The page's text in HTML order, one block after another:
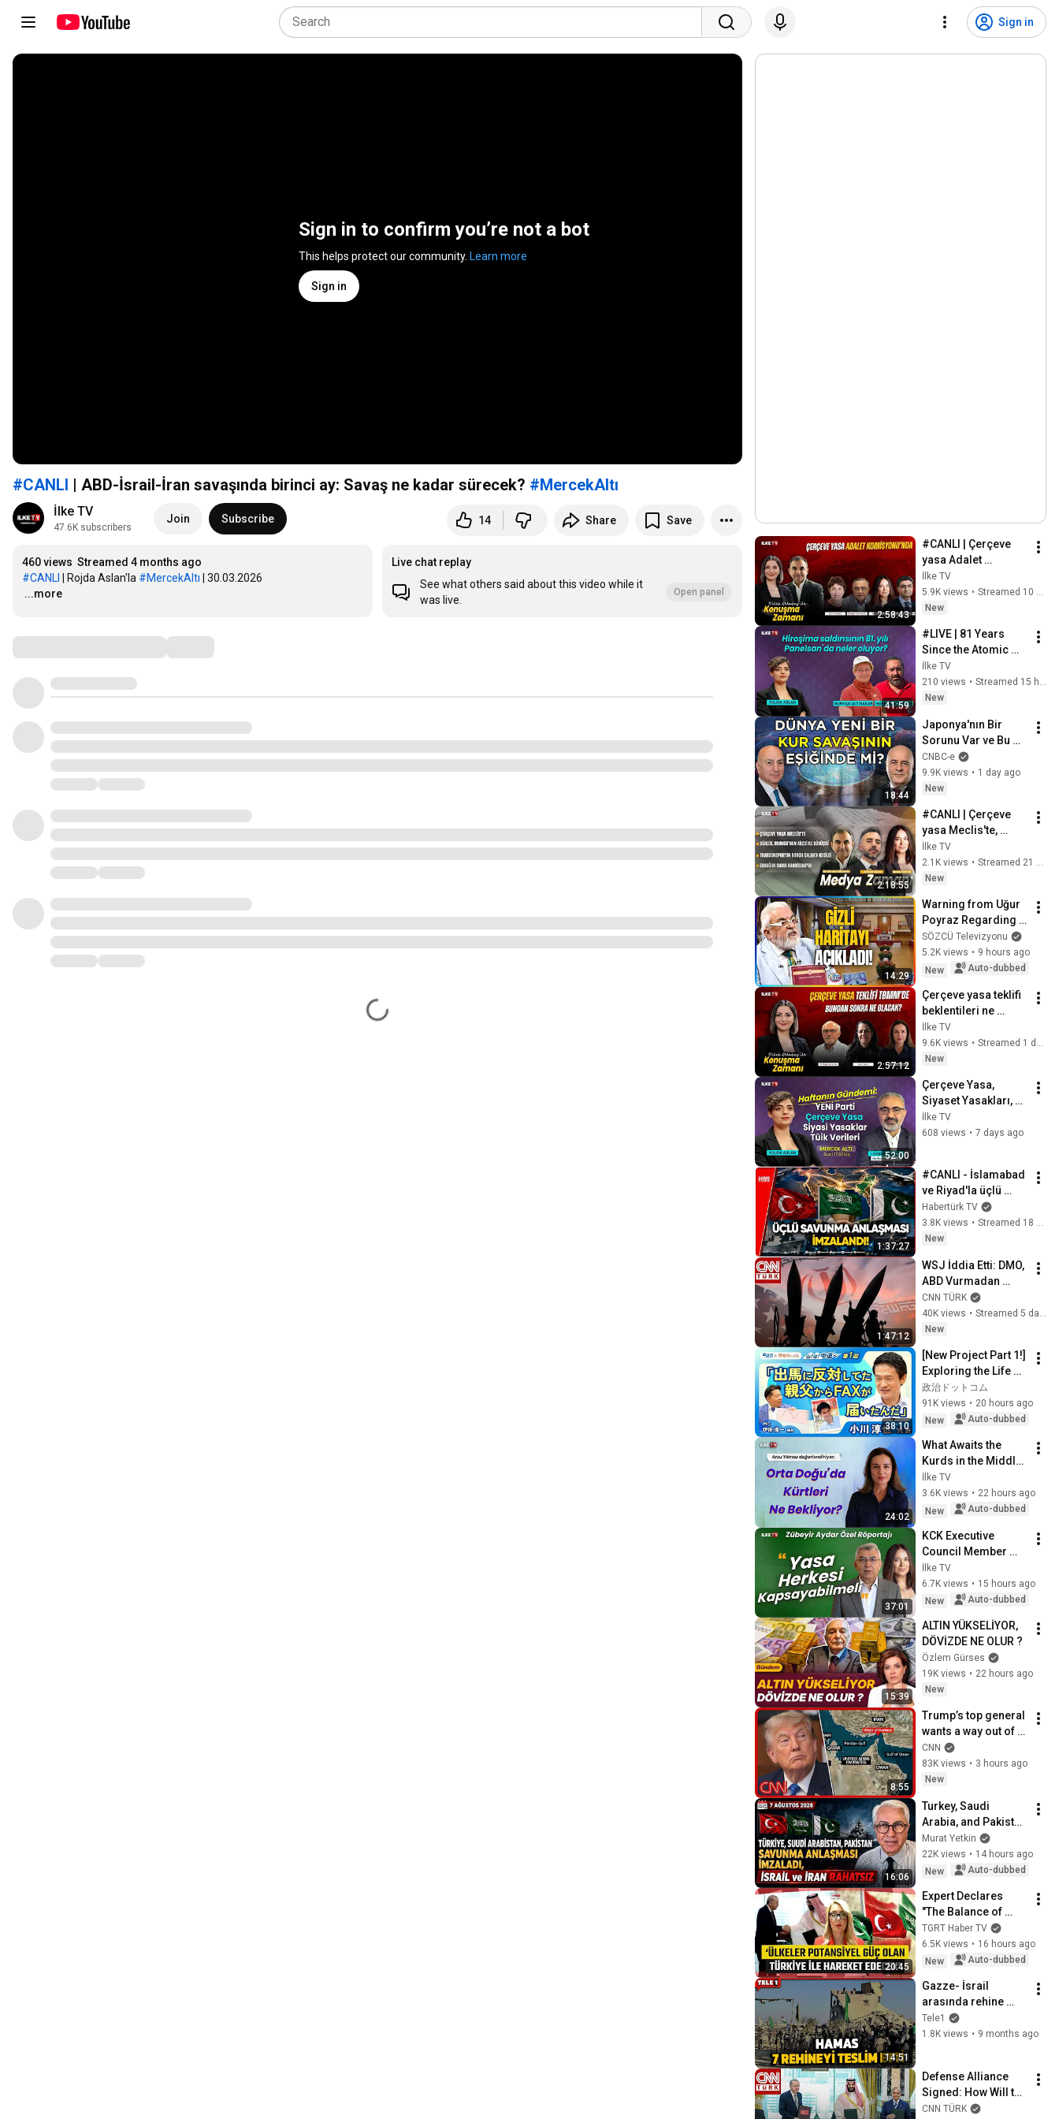
Sign in
Sign in to confirm you’re not a bot
This helps protect our community. Learn more
Sign in
#CANLI | ABD-İsrail-İran savaşında birinci ay: Savaş ne kadar sürecek? #MercekAltı
İlke TV
47.6K subscribers
Join Subscribe 14 Share Save
460 views Streamed 4 months ago
#CANLI
| Rojda Aslan'la #MercekAltı
…
...more
Live chat replay
See what others said about this video while it
was live.
Open panel
2:58:43
#CANLI | Çerçeve
yasa Adalet
Komisyonu’nda
görüşülüyor
#KonuşmaZamanı
İlke TV
5.9K views •
Streamed 10 hours ago
New
41:59
#LIVE | 81 Years
Since the Atomic
Bombing of
Hiroshima
#UnderTheLens
İlke TV
210 views •
Streamed 15 hours ago
New
18:44
Japonya'nın Bir
Sorunu Var ve Bu
Sorun ABD'yi de
İlgilendiriyor, Bütün
Dünyayı da
CNBC-e
9.9K views • 1 day ago
New
2:18:55
#CANLI | Çerçeve
yasa Meclis'te,
Gürlek, Mumcu’nun
ailesiyle görüştü
#MedyaZamanı (7
İlke TV
2.1K views •
Streamed 21 hours ago
New
14:29
Warning from Uğur
Poyraz Regarding
the Euphrates,
Tigris, and the
Greater Middle East!
SÖZCÜ Televizyonu
5.2K views • 9 hours ago
New
Auto-dubbed
2:57:12
Çerçeve yasa teklifi
beklentileri ne
ölçüde
karşılayacak?
#KonuşmaZamanı
İlke TV
9.6K views •
New
52:00
Çerçeve Yasa,
Siyaset Yasakları,
YENİ Parti, İşsizlik
Verileri
İlke TV
608 views • 7 days ago
1:37:27
#CANLI - İslamabad
ve Riyad'la üçlü
savunma anlaşması
imzalandı
Habertürk TV
3.8K views •
Streamed 18 hours ago
New
1:47:12
WSJ İddia Etti: DMO,
ABD Vurmadan
Vurabilir I CANLI
HABER
CNN TÜRK
40K views •
New
38:10
[New Project Part 1!]
Exploring the Life of
Representative
Junya Ogawa:
Despair on his 3rd
政治ドットコム
91K views • 20 hours ago
New
Auto-dubbed
24:02
What Awaits the
Kurds in the Middle
East? How Will the
Process in Turkey
Affect Iran? Arzu
İlke TV
3.6K views • 22 hours ago
New
Auto-dubbed
37:01
KCK Executive
Council Member
Zübeyir Aydar
Speaks to Banu
Güven
İlke TV
6.7K views • 15 hours ago
New
Auto-dubbed
15:39
ALTIN YÜKSELİYOR,
DÖVİZDE NE OLUR ?
Özlem Gürses
19K views • 22 hours ago
New
8:55
Trump’s top general
wants a way out of
the Iran war:
Sources
CNN
83K views • 3 hours ago
New
16:06
Turkey, Saudi
Arabia, and Pakistan
sign defense
agreement; Israel
and Iran uneasy
Murat Yetkin
22K views • 14 hours ago
New
Auto-dubbed
20:45
Expert Declares
"The Balance of
Power in the Middle
East Will Shift!" and
Explains: "Countries
TGRT Haber TV
6.5K views • 16 hours ago
New
Auto-dubbed
14:51
Gazze- İsrail
arasında rehine
takası başladı! İşte
ilk görüntüler...
Tele1
1.8K views • 9 months ago
Defense Alliance
Signed: How Will the
World Change With
CNN TÜRK